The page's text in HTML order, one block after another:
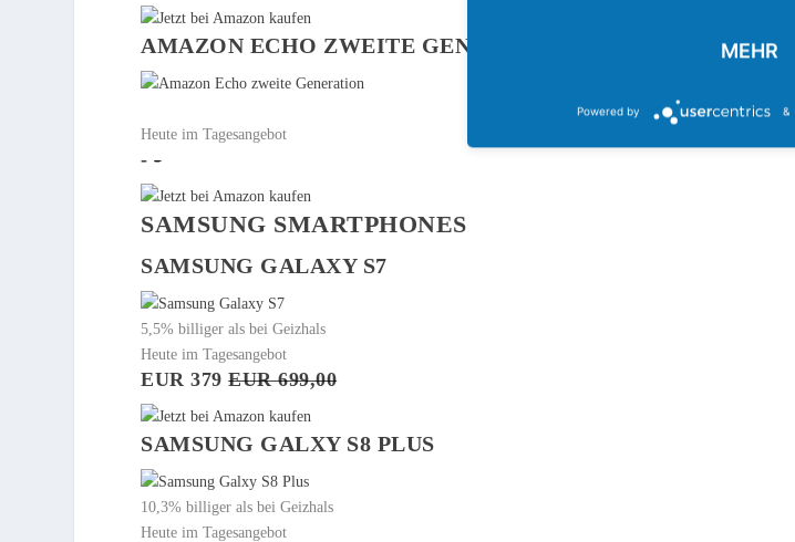
AMAZON ECHO ZWEITE GENERATION
Heute im Tagesangebot
--
SAMSUNG SMARTPHONES
SAMSUNG GALAXY S7
5,5% billiger als bei Geizhals
Heute im Tagesangebot
EUR 379EUR 699,00
SAMSUNG GALXY S8 PLUS
10,3% billiger als bei Geizhals
Heute im Tagesangebot
MEHR
Powered by &